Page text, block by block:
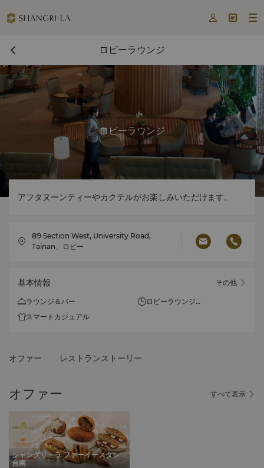
  
ロビーラウンジ
ロビーラウンジ
アフタヌーンティーやカクテルがお楽しみいただけます。
89 Section West, University Road,
Tainan、ロビー
基本情報 その他
ラウンジ＆バー
ロビーラウンジ
スマートカジュアル
オファー レストランストーリー
オファー すべて表示
シャングリ・ラ ファーイースタン
台南